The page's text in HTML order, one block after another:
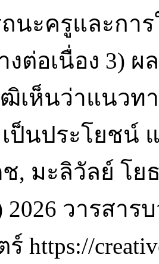
ถนะครูและกา
ต่อเนื่อง 3)
เห็นว่าแนวท
ป็นประโยชน์
, มะลิวัลย์ โย
2026 วารสา
https://